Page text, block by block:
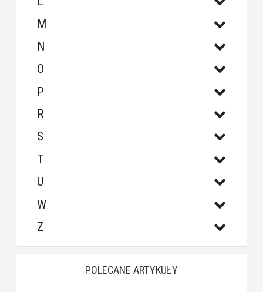
M
N
O
P
R
S
T
U
W
Z
POLECANE ARTYKUŁY